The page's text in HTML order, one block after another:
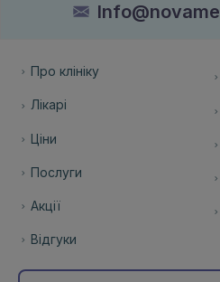
Про клініку
Лікарі
Ціни
Послуги
Акції
Відгуки